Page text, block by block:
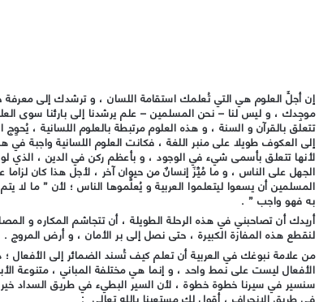
إن أجلَّ العلوم هي التي تُعلمك استقامة اللسان ، و ترشدك إلى
موجِدك ، و ليس لنا – نحن المسلمين – علم يرشدنا إلى بارئنا سوى
تتعلق بالقرآن و السنة ، و هذه العلوم مرتبطة بالعلوم اللسانية ، يُحوِج
إلى العكوف طويلا على منبر اللغة ، فكانت العلوم اللسانية واجبة في
لأنها تتعلق بأسمى شيء في الوجود ، و بأعظم ركن في الدين ، الذي
الجهل على الناس ، و ما مُيِّزَ إنسانٌ من حيوان آخر ، لأجل هذا كان لزاما
المسلمين أن يسعوا ليتعلموا العربية و يُعلِّموها الناس ؛ لأن ” ما لا
به فهو واجب ” .
أريدك أن تصاحبني في هذه الرحلة الطويلة ، أن تتجاشم المكاره و
لنقطع هذه المفازة الكبيرة ، حتى نصل إلى بر الأمان ، و أرض المروج .
من علامة نبوغك في العربية أن تعلم كيف تُسند الضمائر إلى الأفعال
الأفعال ليست على نمط واحد ، و إنما هي مختلفة المباني ، متنوعة
سنسير في سيرنا خطوة خطوة ، لأن السير البطيء في طريق السداد
في طريق الانحراف ، أقول لك مستعينا بالله تعالى :